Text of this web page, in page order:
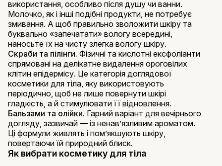
використання, особливо після душу чи ванни.
Молочко, як і інші подібні продукти, не потребує
змивання. А щоб правильно зволожити шкіру та
буквально «запечатати» вологу всередині,
наносьте їх на чисту злегка вологу шкіру.
Скраби та пілінги. Фізичні та кислотні ексфоліанти
спрямовані на делікатне видалення ороговілих
клітин епідермісу. Це категорія доглядової
косметики для тіла, яку використовують
періодично, щоб не лише повернути шкірі
гладкість, а й стимулювати її відновлення.
Бальзами та олійки. Гарний варіант для вечірнього
догляду, зазвичай — із ненавʼязливим ароматом.
Ці формули живлять і пом’якшують шкіру,
повертаючи їй природний блиск.
Як вибрати косметику для тіла